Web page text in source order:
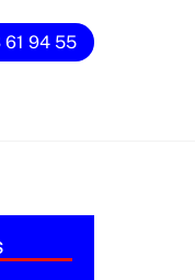
61 94 55